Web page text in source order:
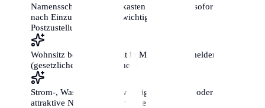
Namensschilder an Briefkasten und Klingel sofort
nach Einzug anbringen (wichtig für die
Postzustellung!)
Wohnsitz beim Bürgeramt in Mannheim anmelden
(gesetzliche Frist: 2 Wochen)
Strom-, Wasser- und Gasverträge ummelden oder
attraktive Neukunden-Tarife vergleichen